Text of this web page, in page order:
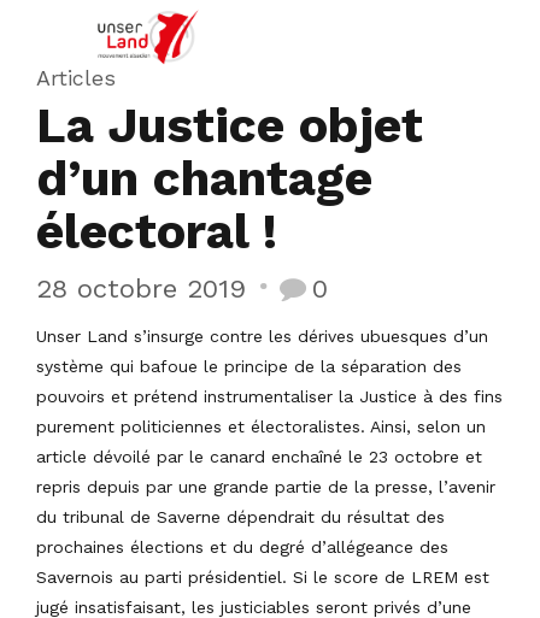
Articles
La Justice objet
d’un chantage
électoral !
28 octobre 2019 0
Unser Land s’insurge contre les dérives ubuesques d’un
système qui bafoue le principe de la séparation des
pouvoirs et prétend instrumentaliser la Justice à des fins
purement politiciennes et électoralistes. Ainsi, selon un
article dévoilé par le canard enchaîné le 23 octobre et
repris depuis par une grande partie de la presse, l’avenir
du tribunal de Saverne dépendrait du résultat des
prochaines élections et du degré d’allégeance des
Savernois au parti présidentiel. Si le score de LREM est
jugé insatisfaisant, les justiciables seront privés d’une